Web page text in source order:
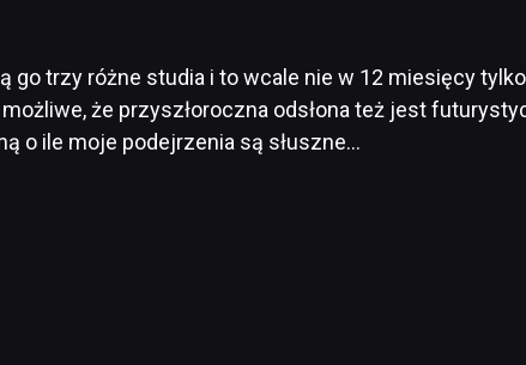
go trzy różne studia i to wcale nie w 12 miesięcy
możliwe, że przyszłoroczna odsłona też jest
o ile moje podejrzenia są słuszne…